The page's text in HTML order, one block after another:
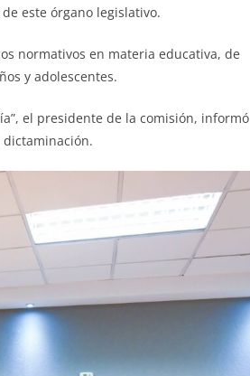
este órgano legislativo.
normativos en materia educativa, de
y adolescentes.
el presidente de la comisión, informó